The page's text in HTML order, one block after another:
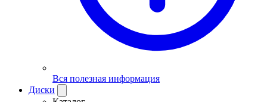
Вся полезная информация
Диски